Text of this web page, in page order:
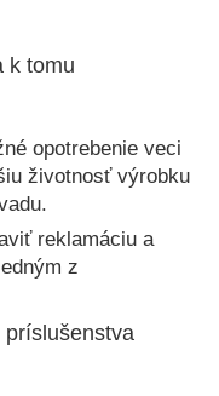
k tomu
opotrebenie veci
životnosť výrobku
reklamáciu a
z